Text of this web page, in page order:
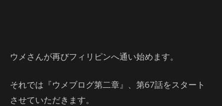
ウメさんが再びフィリピンへ通い始めます。
それでは『ウメブログ第二章』、第67話をスタート
させていただきます。